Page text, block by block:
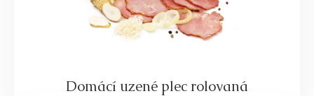
Domácí uzené plec rolovaná